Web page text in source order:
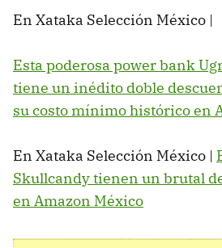
En Xataka Selección México |
Esta poderosa power bank
tiene un inédito doble
su costo mínimo histórico en
En Xataka Selección México |
Skullcandy tienen un brutal
en Amazon México